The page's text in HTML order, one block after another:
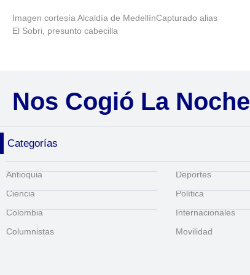
Imagen cortesía Alcaldía de MedellínCapturado alias
El Sobri, presunto cabecilla
Nos Cogió La Noche
Categorías
Antioquia
Ciencia
Colombia
Columnistas
Deportes
Política
Internacionales
Movilidad